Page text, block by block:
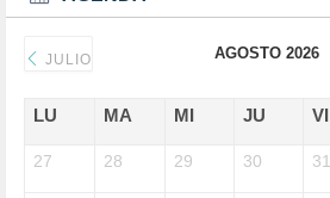
DERECHOS SOCIALES (740)
DONALD TRUMP (82)
EDGAR MORIN (1)
EMIGRACIÓN (4)
JULIO AGOSTO 2026
LU MA MI JU VI
27 28 29 30 31